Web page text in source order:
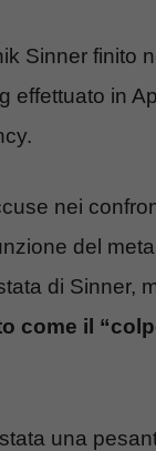
Sinner finito
effettuato in
nei
del
di Sinner,
come il
una